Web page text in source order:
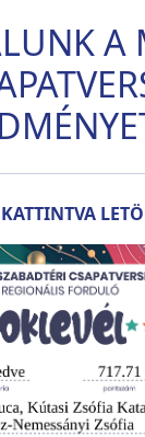
A